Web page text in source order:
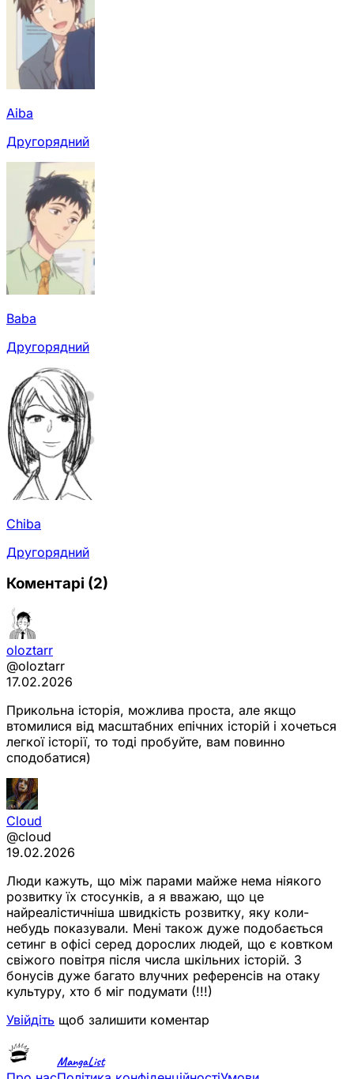
Aiba
Другорядний
Baba
Другорядний
Chiba
Другорядний
Коментарі (2)
oloztarr
@oloztarr
17.02.2026
Прикольна історія, можлива проста, але якщо
втомилися від масштабних епічних історій і хочеться
легкої історії, то тоді пробуйте, вам повинно
сподобатися)
Cloud
@cloud
19.02.2026
Люди кажуть, що між парами майже нема ніякого
розвитку їх стосунків, а я вважаю, що це
найреалістичніша швидкість розвитку, яку коли-
небудь показували. Мені також дуже подобається
сетинг в офісі серед дорослих людей, що є ковтком
свіжого повітря після числа шкільних історій. З
бонусів дуже багато влучних референсів на отаку
культуру, хто б міг подумати (!!!)
Увійдіть щоб залишити коментар
MangaList